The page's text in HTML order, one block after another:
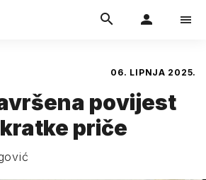
06. LIPNJA 2025.
povijest
priče